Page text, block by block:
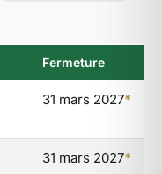
Fermeture
31 mars 2027*
31 mars 2027*